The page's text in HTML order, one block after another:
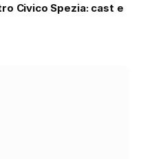
Civico Spezia: cast e